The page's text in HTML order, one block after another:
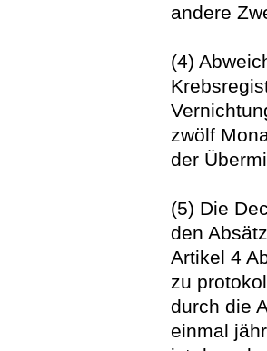
andere
(4)
zwölf
der
(5) Die
den
Artikel 4
zu
durch die
einmal